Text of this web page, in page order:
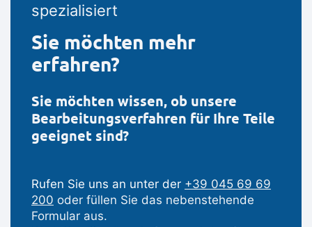
spezialisiert
Sie möchten mehr
erfahren?
Sie möchten wissen, ob unsere
Bearbeitungsverfahren für Ihre Teile
geeignet sind?
Rufen Sie uns an unter der +39 045 69 69
200 oder füllen Sie das nebenstehende
Formular aus.